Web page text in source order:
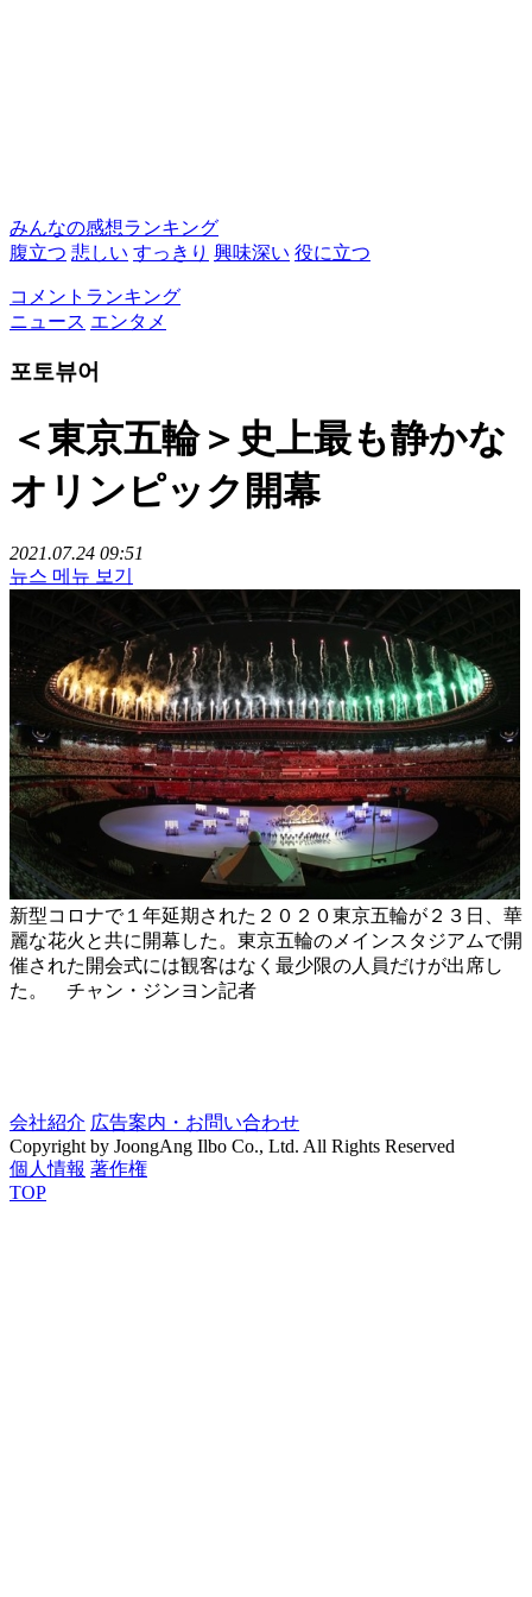
みんなの感想ランキング
腹立つ 悲しい すっきり 興味深い 役に立つ
コメントランキング
ニュース エンタメ
포토뷰어
＜東京五輪＞史上最も静かな
オリンピック開幕
2021.07.24 09:51
뉴스 메뉴 보기
新型コロナで１年延期された２０２０東京五輪が２３日、華
麗な花火と共に開幕した。東京五輪のメインスタジアムで開
催された開会式には観客はなく最少限の人員だけが出席し
た。 チャン・ジンヨン記者
会社紹介 広告案内・お問い合わせ
Copyright by JoongAng Ilbo Co., Ltd. All Rights Reserved
個人情報 著作権
TOP